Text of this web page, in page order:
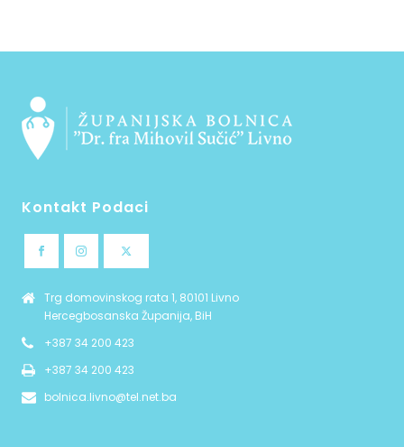
Kontakt Podaci
Trg domovinskog rata 1, 80101 Livno
Hercegbosanska Županija, BiH
+387 34 200 423
+387 34 200 423
bolnica.livno@tel.net.ba